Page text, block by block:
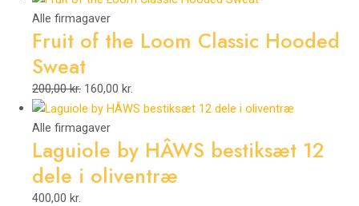
Alle firmagaver
Fruit of the Loom Classic Hooded
Sweat
200,00kr. 160,00 kr.
Alle firmagaver
Laguiole by HÂWS bestiksæt 12
dele i oliventræ
400,00 kr.